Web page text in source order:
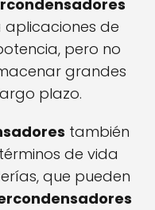
de
pero no
grandes
plazo.
también
de vida
que pueden